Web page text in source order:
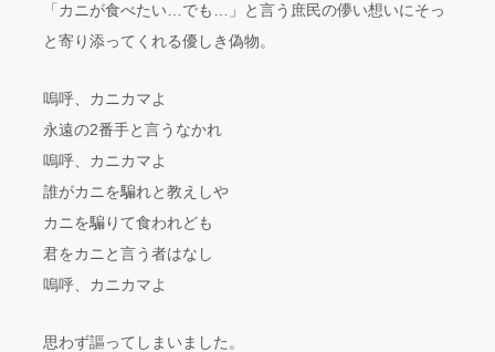
「カニが食べたい…でも…」と言う庶民の儚い想いにそっ
と寄り添ってくれる優しき偽物。
嗚呼、カニカマよ
永遠の2番手と言うなかれ
嗚呼、カニカマよ
誰がカニを騙れと教えしや
カニを騙りて食われども
君をカニと言う者はなし
嗚呼、カニカマよ
思わず謳ってしまいました。